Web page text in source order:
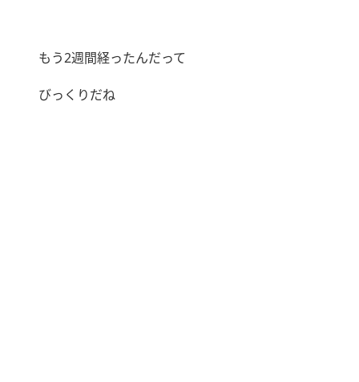
もう2週間経ったんだって
びっくりだね